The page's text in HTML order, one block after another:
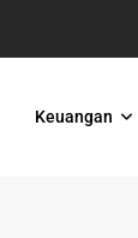
Keuangan